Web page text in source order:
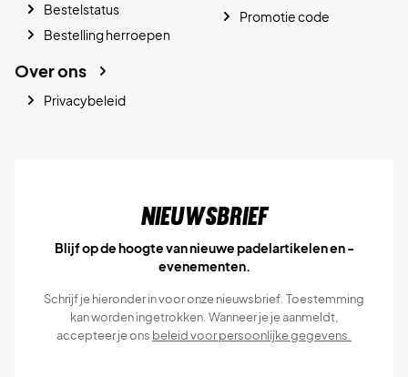
Bestelstatus
Bestelling herroepen
Promotie code
Over ons
Privacybeleid
Nieuwsbrief
Blijf op de hoogte van nieuwe padelartikelen en -
evenementen.
Schrijf je hieronder in voor onze nieuwsbrief. Toestemming
kan worden ingetrokken. Wanneer je je aanmeldt,
accepteer je ons beleid voor persoonlijke gegevens.